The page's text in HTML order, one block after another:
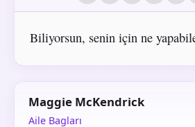
Biliyorsun, senin için ne
Maggie McKendrick
Aile Bagları